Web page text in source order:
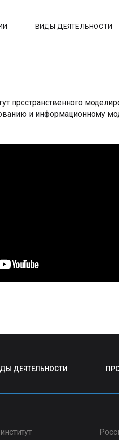
ВИДЫ ДЕЯТЕЛЬНОСТИ
пространственного
и информационному
ДЕЯТЕЛЬНОСТИ